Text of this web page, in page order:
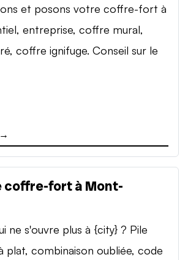
et posons votre coffre-fort à
entreprise, coffre mural,
coffre ignifuge. Conseil sur le
coffre-fort à Mont-
ne s'ouvre plus à {city} ? Pile
plat, combinaison oubliée, code